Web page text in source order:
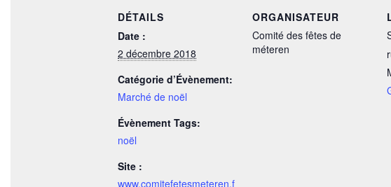
DÉTAILS
Date :
2 décembre 2018
Catégorie d’Évènement:
Marché de noël
Évènement Tags:
noël
Site :
www.comitefetesmeteren.f
ORGANISATEUR
Comité des fêtes de
méteren